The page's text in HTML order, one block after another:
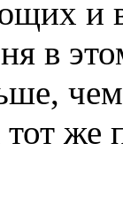
и
в
тот же